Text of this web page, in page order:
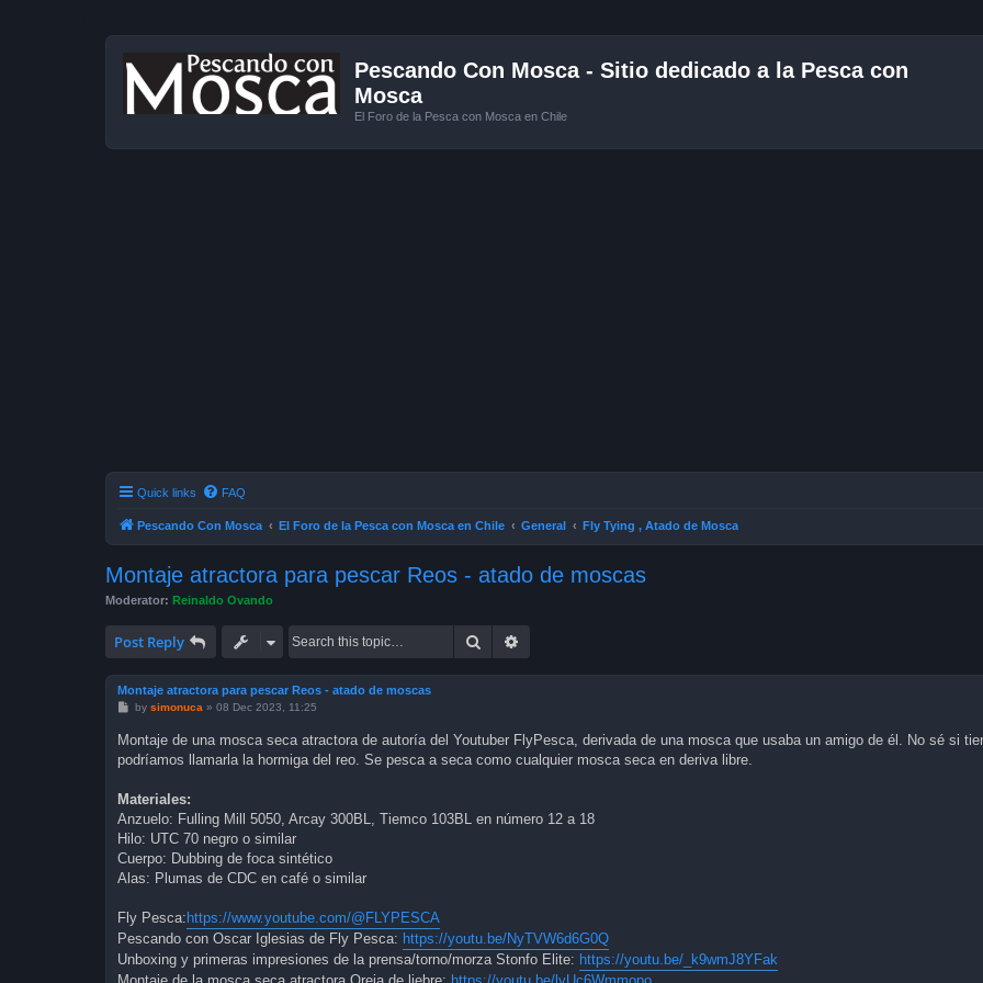
Pescando Con Mosca - Sitio dedicado a la Pesca con
Mosca
El Foro de la Pesca con Mosca en Chile
Quick links FAQ
Pescando Con Mosca El Foro de la Pesca con Mosca en Chile General Fly Tying , Atado de Mosca
Montaje atractora para pescar Reos - atado de moscas
Moderator: Reinaldo Ovando
Post Reply Search
Montaje atractora para pescar Reos - atado de moscas
P
t
by simonuca» 08 Dec 2023, 11:25
Montaje de una mosca seca atractora de autoría del Youtuber FlyPesca, derivada de una mosca que usaba un amigo de él. No sé si
podríamos llamarla la hormiga del reo. Se pesca a seca como cualquier mosca seca en deriva libre.
Materiales:
Anzuelo: Fulling Mill 5050, Arcay 300BL, Tiemco 103BL en número 12 a 18
Hilo: UTC 70 negro o similar
Cuerpo: Dubbing de foca sintético
Alas: Plumas de CDC en café o similar
Fly Pesca: https://www.youtube.com/@FLYPESCA
Pescando con Oscar Iglesias de Fly Pesca: https://youtu.be/NyTVW6d6G0Q
Unboxing y primeras impresiones de la prensa/torno/morza Stonfo Elite: https://youtu.be/_k9wmJ8YFak